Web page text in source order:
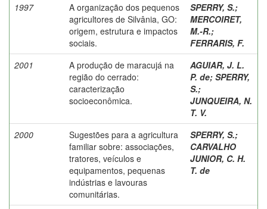
1997
A organização dos pequenos
agricultores de Silvânia, GO:
origem, estrutura e impactos
sociais.
SPERRY, S.;
MERCOIRET,
M.-R.;
FERRARIS, F.
2001
A produção de maracujá na
região do cerrado:
caracterização
socioeconômica.
AGUIAR, J. L.
P. de; SPERRY,
S.;
JUNQUEIRA, N.
T. V.
2000
Sugestões para a agricultura
familiar sobre: associações,
tratores, veículos e
equipamentos, pequenas
indústrias e lavouras
comunitárias.
SPERRY, S.;
CARVALHO
JUNIOR, C. H.
T. de